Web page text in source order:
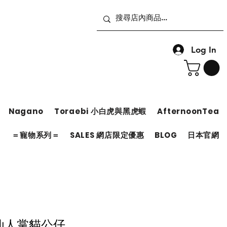
Log In
Nagano Toraebi 小白虎與黑虎蝦 AfternoonTea
＝寵物系列＝ SALES 網店限定優惠 BLOG 日本官網